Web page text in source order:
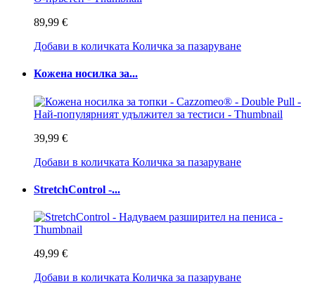
89,99 €
Добави в количката Количка за пазаруване
Кожена носилка за...
39,99 €
Добави в количката Количка за пазаруване
StretchControl -...
49,99 €
Добави в количката Количка за пазаруване